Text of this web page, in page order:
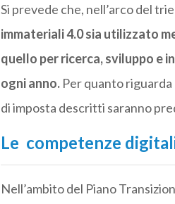
Si prevede che, nell’arco del
immateriali 4.0 sia utilizzato
quello per ricerca, sviluppo e
ogni anno.Per quanto riguarda
di imposta descritti saranno
Le competenze
Nell’ambito del Piano